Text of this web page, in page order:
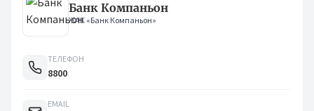
Банк Компаньон
ЖАК «Банк Компаньон»
ТЕЛЕФОН
8800
EMAIL